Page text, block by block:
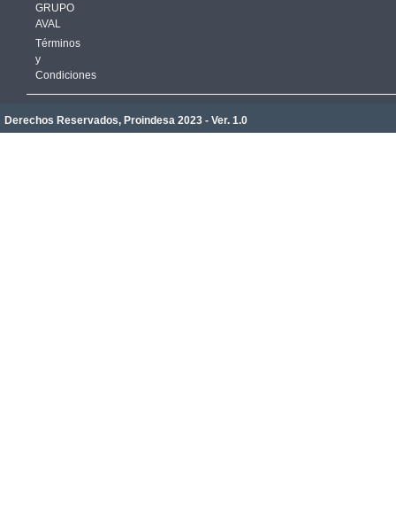
GRUPO
AVAL
Términos
y
Condiciones
Derechos Reservados, Proindesa 2023 - Ver. 1.0